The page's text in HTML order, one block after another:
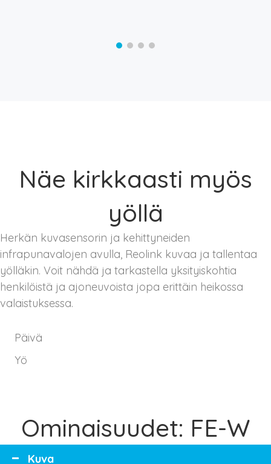
Näe kirkkaasti myös
yöllä
Herkän kuvasensorin ja kehittyneiden
infrapunavalojen avulla, Reolink kuvaa ja tallentaa
yölläkin. Voit nähdä ja tarkastella yksityiskohtia
henkilöistä ja ajoneuvoista jopa erittäin heikossa
valaistuksessa.
Päivä
Yö
Ominaisuudet: FE-W
Kuva